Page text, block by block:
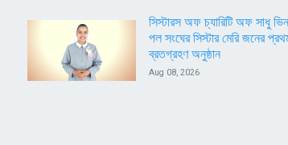
সিস্টারস অফ চ্যারিটি অফ সাধু
পল সংঘের সিস্টার মেরি জনের
ব্রতগ্রহণ অনুষ্ঠান
Aug 08, 2026